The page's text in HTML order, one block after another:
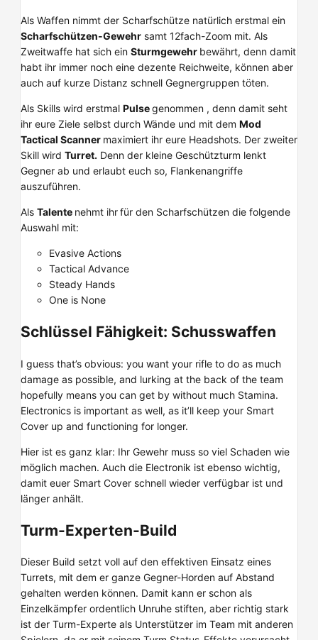
Als Waffen nimmt der Scharfschütze natürlich erstmal ein
Scharfschützen-Gewehr samt 12fach-Zoom mit. Als
Zweitwaffe hat sich ein Sturmgewehr bewährt, denn damit
habt ihr immer noch eine dezente Reichweite, können aber
auch auf kurze Distanz schnell Gegnergruppen töten.
Als Skills wird erstmal Pulsegenommen , denn damit seht
ihr eure Ziele selbst durch Wände und mit dem Mod
Tactical Scanner maximiert ihr eure Headshots. Der zweiter
Skill wird Turret. Denn der kleine Geschützturm lenkt
Gegner ab und erlaubt euch so, Flankenangriffe
auszuführen.
Als Talente nehmt ihrfür den Scharfschützen die folgende
Auswahl mit:
Evasive Actions
Tactical Advance
Steady Hands
One is None
Schlüssel Fähigkeit: Schusswaffen
I guess that’s obvious: you want your rifle to do as much
damage as possible, and lurking at the back of the team
hopefully means you can get by without much Stamina.
Electronics is important as well, as it’ll keep your Smart
Cover up and functioning for longer.
Hier ist es ganz klar: Ihr Gewehr muss so viel Schaden wie
möglich machen. Auch die Electronik ist ebenso wichtig,
damit euer Smart Cover schnell wieder verfügbar ist und
länger anhält.
Turm-Experten-Build
Dieser Build setzt voll auf den effektiven Einsatz eines
Turrets, mit dem er ganze Gegner-Horden auf Abstand
gehalten werden können. Damit kann er schon als
Einzelkämpfer ordentlich Unruhe stiften, aber richtig stark
ist der Turm-Experte als Unterstützer im Team mit anderen